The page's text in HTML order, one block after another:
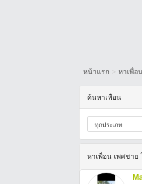
หน้าแรก > หาเพื่อ
ค้นหาเพื่อน
หาเพื่อน เพศชาย